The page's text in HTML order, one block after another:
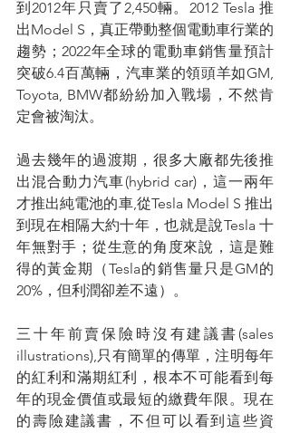
到2012年只賣了2,450輛。2012 Tesla 推
出Model S，真正帶動整個電動車行業的
趨勢；2022年全球的電動車銷售量預計
突破6.4百萬輛，汽車業的領頭羊如GM,
Toyota, BMW都紛紛加入戰場，不然肯
定會被淘汰。
過去幾年的過渡期，很多大廠都先後推
出混合動力汽車(hybrid car)，這一兩年
才推出純電池的車,從Tesla Model S 推出
到現在相隔大約十年，也就是說Tesla 十
年無對手；從生意的角度來說，這是難
得的黃金期（Tesla的銷售量只是GM的
20%，但利潤卻差不遠）。
三十年前賣保險時沒有建議書(sales
illustrations),只有簡單的傳單，注明每年
的紅利和滿期紅利，根本不可能看到每
年的現金價值或最短的繳費年限。現在
的壽險建議書，不但可以看到這些資